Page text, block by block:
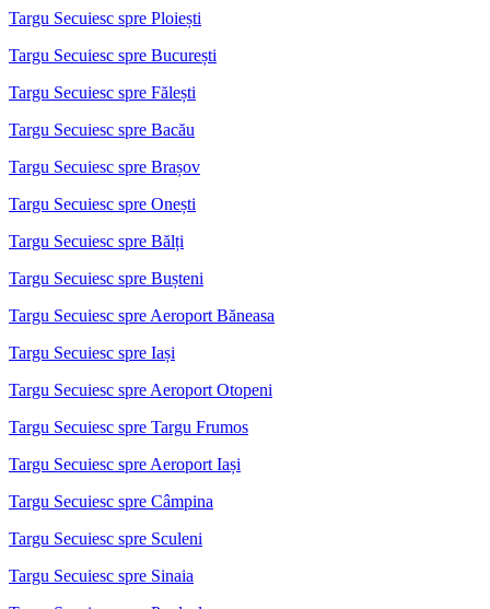
Targu Secuiesc spre Ploiești
Targu Secuiesc spre București
Targu Secuiesc spre Fălești
Targu Secuiesc spre Bacău
Targu Secuiesc spre Brașov
Targu Secuiesc spre Onești
Targu Secuiesc spre Bălți
Targu Secuiesc spre Bușteni
Targu Secuiesc spre Aeroport Băneasa
Targu Secuiesc spre Iași
Targu Secuiesc spre Aeroport Otopeni
Targu Secuiesc spre Targu Frumos
Targu Secuiesc spre Aeroport Iași
Targu Secuiesc spre Câmpina
Targu Secuiesc spre Sculeni
Targu Secuiesc spre Sinaia